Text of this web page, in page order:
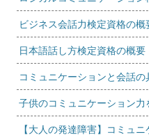
ビジネス会話力検定資格の概
日本語話し方検定資格の概要
コミュニケーションと会話
子供のコミュニケーション
【大人の発達障害】コミュ